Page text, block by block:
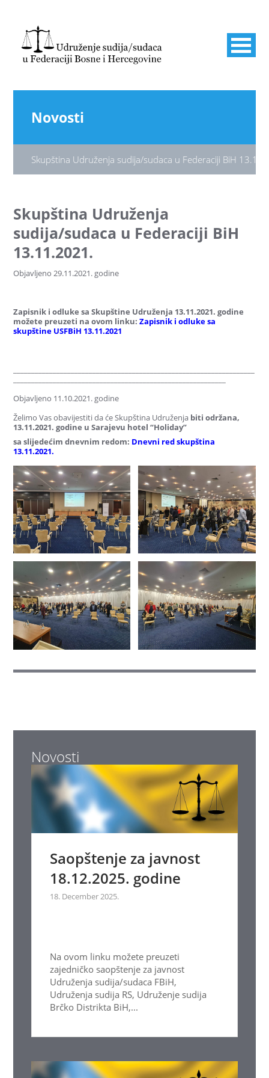
Novosti
Skupština Udruženja sudija/sudaca u Federaciji BiH
Skupština Udruženja
sudija/sudaca u Federaciji BiH
13.11.2021.
Objavljeno 29.11.2021. godine
Zapisnik i odluke sa Skupštine Udruženja 13.11.2021. godine
možete preuzeti na ovom linku:Zapisnik i odluke sa
skupštine USFBiH 13.11.2021
Objavljeno 11.10.2021. godine
Želimo Vas obavijestiti da će Skupština Udruženja biti održana,
13.11.2021. godine u Sarajevu hotel “Holiday”
sa slijedećim dnevnim redom: Dnevni red skupština
13.11.2021.
Novosti
Saopštenje za javnost
18.12.2025. godine
18. December 2025.
Na ovom linku možete preuzeti
zajedničko saopštenje za javnost
Udruženja sudija/sudaca FBiH,
Udruženja sudija RS, Udruženje sudija
Brčko Distrikta BiH,...